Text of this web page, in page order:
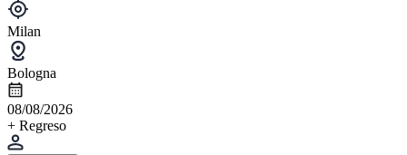
Milan
Bologna
08/08/2026
+ Regreso